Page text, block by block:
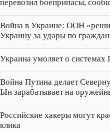
перевозил боеприпасы,
Война в Украине: ООН
Украину за удары по
Украина умоляет о
Война Путина делает
Ын зарабатывает на
Российские хакеры могут
клика